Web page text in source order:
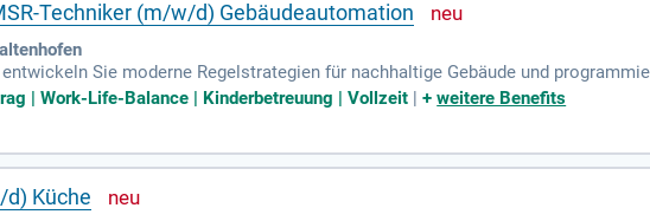
Techniker (m/w/d) Gebäudeautomation
Sie moderne Regelstrategien für nachhaltige Gebäude und
Systeme nach Kundenanforderungen und agieren als Schnittstelle zwischen
elektrotechnische Ausbildung sowie idealerweise eine Weiterbildung zum
und eigenverantwortlich, und Sie sollten im Besitz eines Führerscheins
an Gesundheits- und Sportaktivitäten fördern Ihre Work-Life-Balance.
| Work-Life-Balance | Kinderbetreuung | Vollzeit |+weitere Benefits
Küche